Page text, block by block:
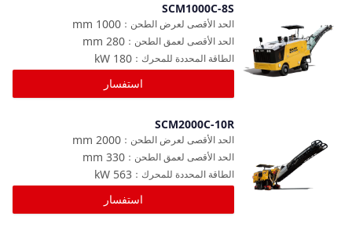
SCM1000C-8S
1000
mm الحد الأقصى لعرض الطحن ：
280
mm الحد الأقصى لعمق الطحن ：
180
kW الطاقة المحددة للمحرك ：
استفسار
SCM2000C-10R
2000
mm الحد الأقصى لعرض الطحن ：
330
mm الحد الأقصى لعمق الطحن ：
563
kW الطاقة المحددة للمحرك ：
استفسار